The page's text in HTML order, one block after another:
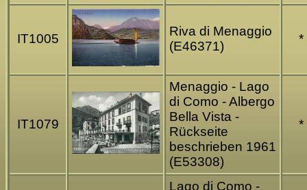
IT1005
Riva di Menaggio
(E46371)
*
IT1079
Menaggio - Lago
di Como - Albergo
Bella Vista -
Rückseite
beschrieben 1961
(E53308)
*
Lago di Como -